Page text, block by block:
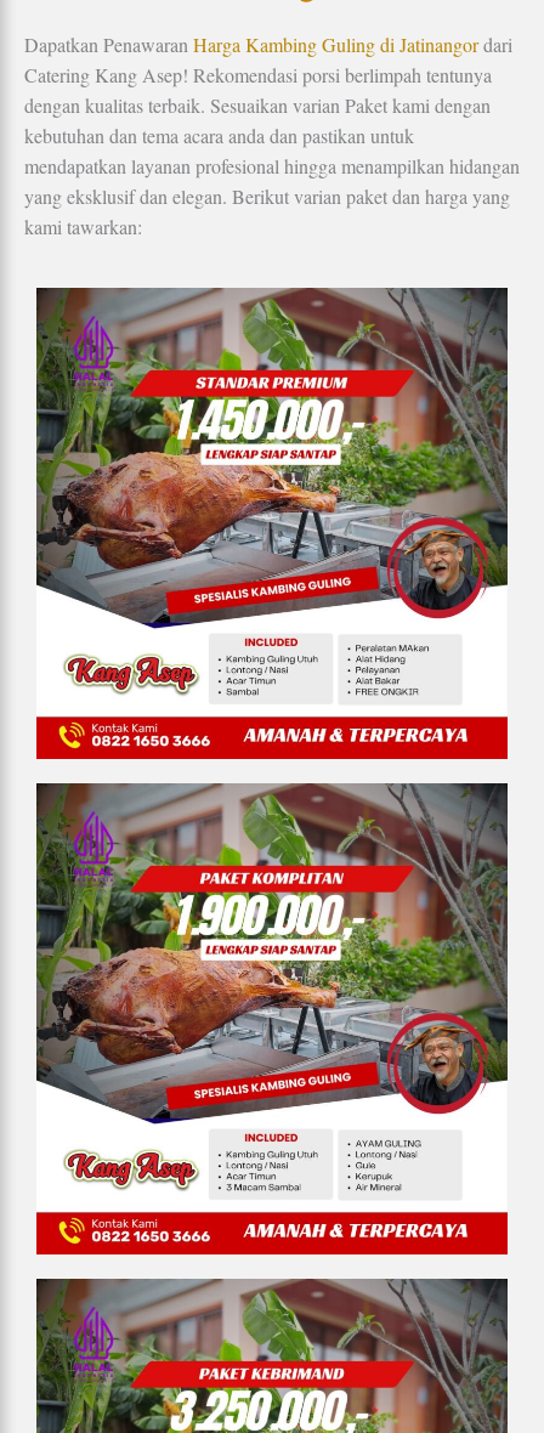
Dapatkan Penawaran Harga Kambing Guling di Jatinangordari
Catering Kang Asep! Rekomendasi porsi berlimpah tentunya
dengan kualitas terbaik. Sesuaikan varian Paket kami dengan
kebutuhan dan tema acara anda dan pastikan untuk
mendapatkan layanan profesional hingga menampilkan hidangan
yang eksklusif dan elegan. Berikut varian paket dan harga yang
kami tawarkan: